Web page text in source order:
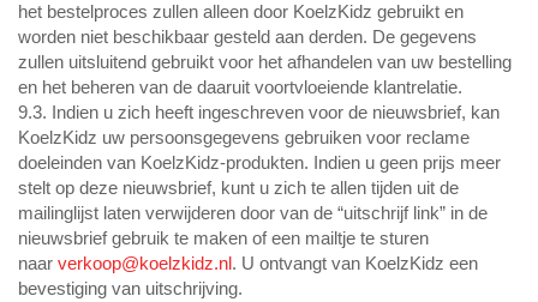
het bestelproces zullen alleen door KoelzKidz gebruikt en
worden niet beschikbaar gesteld aan derden. De gegevens
zullen uitsluitend gebruikt voor het afhandelen van uw bestelling
en het beheren van de daaruit voortvloeiende klantrelatie.
9.3. Indien u zich heeft ingeschreven voor de nieuwsbrief, kan
KoelzKidz uw persoonsgegevens gebruiken voor reclame
doeleinden van KoelzKidz-produkten. Indien u geen prijs meer
stelt op deze nieuwsbrief, kunt u zich te allen tijden uit de
mailinglijst laten verwijderen door van de “uitschrijf link” in de
nieuwsbrief gebruik te maken of een mailtje te sturen
naar verkoop@koelzkidz.nl. U ontvangt van KoelzKidz een
bevestiging van uitschrijving.